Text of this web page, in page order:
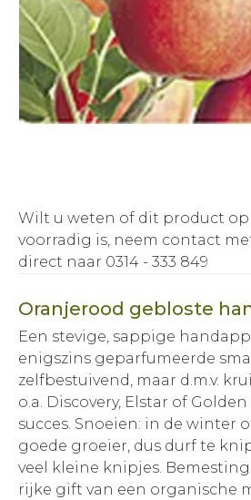
Wilt u weten of dit product
voorradig is, neem contact
direct naar 0314 - 333 849
Oranjerood gebloste
Een stevige, sappige
enigszins geparfumeerde
zelfbestuivend, maar d.m.v.
o.a. Discovery, Elstar of
succes. Snoeien: in de winter
goede groeier, dus durf te
veel kleine knipjes.
rijke gift van een organische